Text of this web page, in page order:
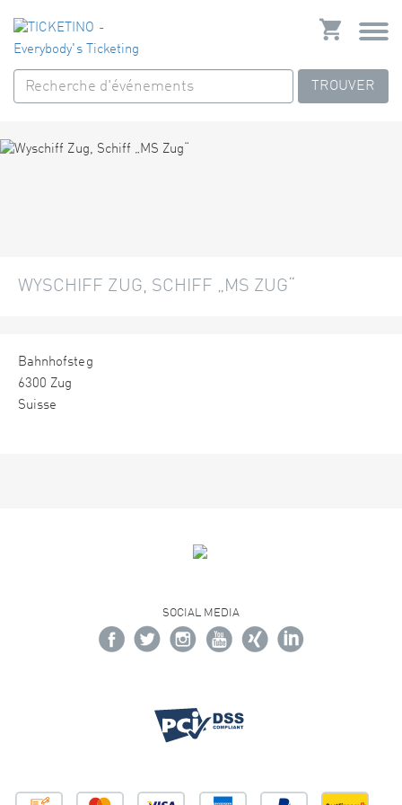
TROUVER
WYSCHIFF ZUG, SCHIFF „MS ZUG“
Bahnhofsteg
6300 Zug
Suisse
SOCIAL MEDIA